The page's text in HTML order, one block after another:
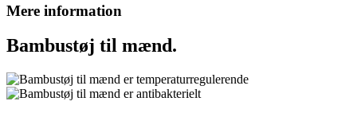
Mere information
Bambustøj til mænd.